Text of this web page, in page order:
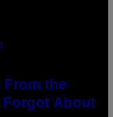
From the
Forgot About